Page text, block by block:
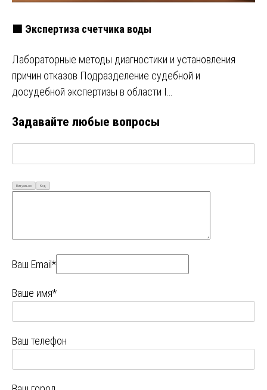
🟩 Экспертиза счетчика воды
Лабораторные методы диагностики и установления
причин отказов Подразделение судебной и
досудебной экспертизы в области I…
Задавайте любые вопросы
Визуально Код
Ваш Email*
Ваше имя*
Ваш телефон